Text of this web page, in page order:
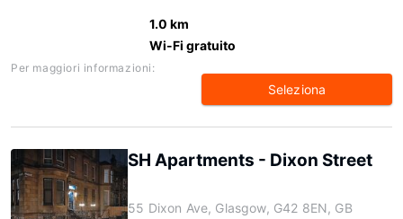
1.0 km
Wi-Fi gratuito
Per maggiori informazioni:
Seleziona
SH Apartments - Dixon Street
55 Dixon Ave, Glasgow, G42 8EN, GB